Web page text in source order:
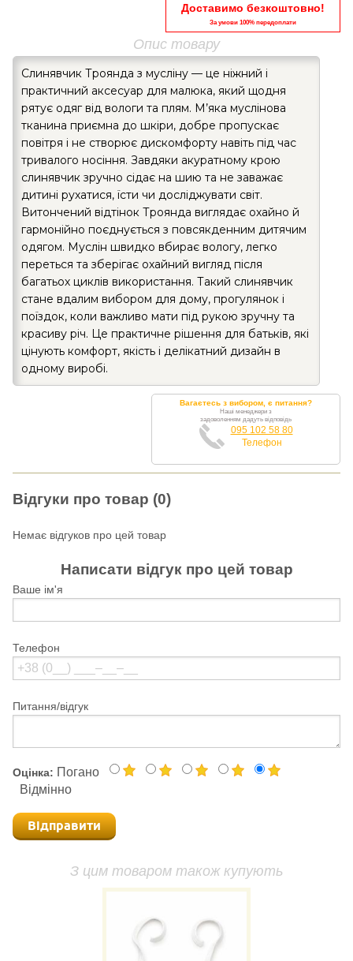
Доставимо безкоштовно!
За умови 100% передоплати
Опис товару
Слинявчик Троянда з мусліну — це ніжний і
практичний аксесуар для малюка, який щодня
рятує одяг від вологи та плям. М’яка муслінова
тканина приємна до шкіри, добре пропускає
повітря і не створює дискомфорту навіть під час
тривалого носіння. Завдяки акуратному крою
слинявчик зручно сідає на шию та не заважає
дитині рухатися, їсти чи досліджувати світ.
Витончений відтінок Троянда виглядає охайно й
гармонійно поєднується з повсякденним дитячим
одягом. Муслін швидко вбирає вологу, легко
переться та зберігає охайний вигляд після
багатьох циклів використання. Такий слинявчик
стане вдалим вибором для дому, прогулянок і
поїздок, коли важливо мати під рукою зручну та
красиву річ. Це практичне рішення для батьків, які
цінують комфорт, якість і делікатний дизайн в
одному виробі.
Вагаєтесь з вибором, є питання?
Наші менеджери з
задоволенням дадуть відповідь
095 102 58 80
Телефон
Відгуки про товар (0)
Немає відгуков про цей товар
Написати відгук про цей товар
Ваше ім'я
Телефон
Питання/відгук
Оцінка: Погано
Відмінно
Відправити
З цим товаром також купують